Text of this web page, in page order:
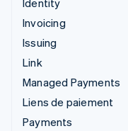
Invoicing
Issuing
Link
Managed Payments
Liens de paiement
Payments